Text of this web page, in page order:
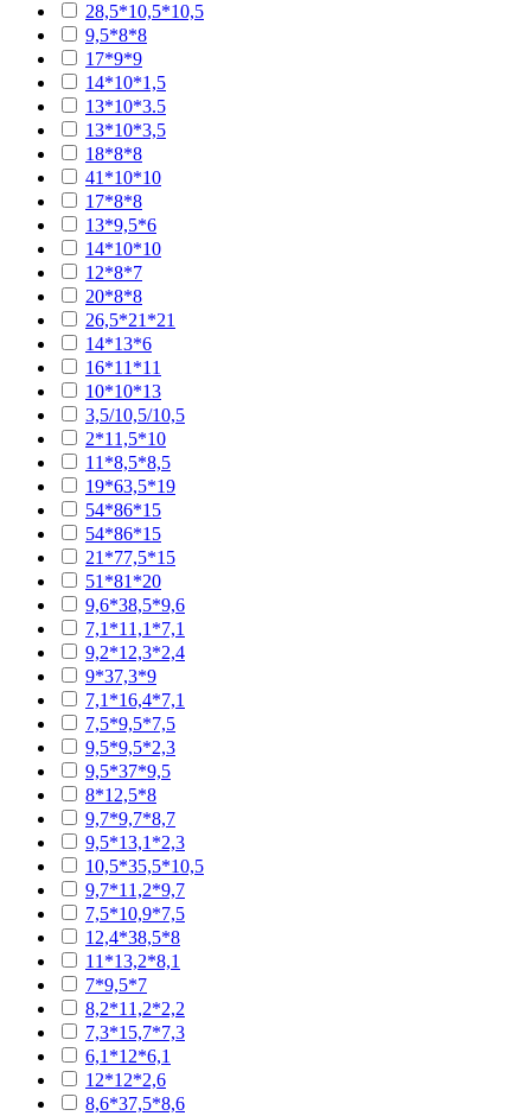
28,5*10,5*10,5
9,5*8*8
17*9*9
14*10*1,5
13*10*3.5
13*10*3,5
18*8*8
41*10*10
17*8*8
13*9,5*6
14*10*10
12*8*7
20*8*8
26,5*21*21
14*13*6
16*11*11
10*10*13
3,5/10,5/10,5
2*11,5*10
11*8,5*8,5
19*63,5*19
54*86*15
54*86*15
21*77,5*15
51*81*20
9,6*38,5*9,6
7,1*11,1*7,1
9,2*12,3*2,4
9*37,3*9
7,1*16,4*7,1
7,5*9,5*7,5
9,5*9,5*2,3
9,5*37*9,5
8*12,5*8
9,7*9,7*8,7
9,5*13,1*2,3
10,5*35,5*10,5
9,7*11,2*9,7
7,5*10,9*7,5
12,4*38,5*8
11*13,2*8,1
7*9,5*7
8,2*11,2*2,2
7,3*15,7*7,3
6,1*12*6,1
12*12*2,6
8,6*37,5*8,6